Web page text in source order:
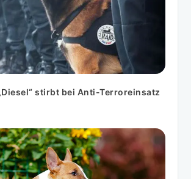
stirbt bei Anti-Terroreinsatz